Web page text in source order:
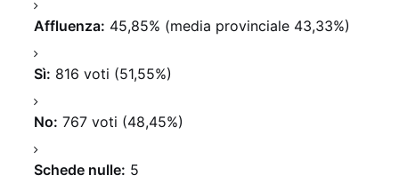
Affluenza: 45,85% (media provinciale 43,33%)
Sì: 816 voti (51,55%)
No: 767 voti (48,45%)
Schede nulle: 5